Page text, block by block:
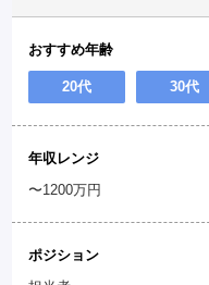
おすすめ年齢
20代 30代
年収レンジ
〜1200万円
ポジション